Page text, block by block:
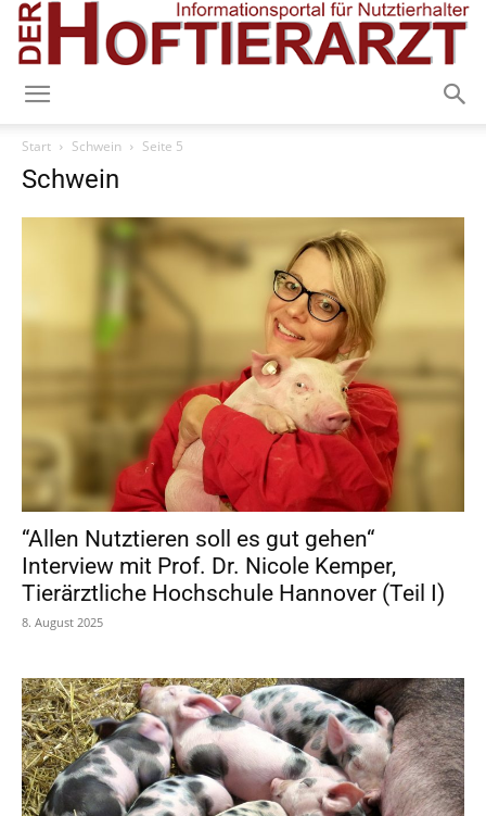
Start Schwein Seite 5
Schwein
“Allen Nutztieren soll es gut gehen“
Interview mit Prof. Dr. Nicole Kemper,
Tierärztliche Hochschule Hannover (Teil I)
8. August 2025